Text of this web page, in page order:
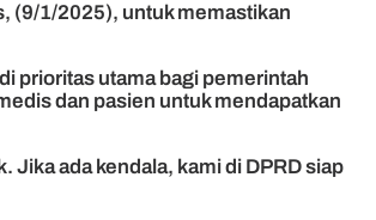
(9/1/2025), untuk memastikan
prioritas utama bagi pemerintah
dan pasien untuk mendapatkan
Jika ada kendala, kami di DPRD siap